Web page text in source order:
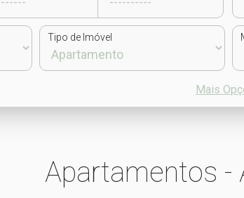
Tipo de Imóvel
Mais
Apartamentos -